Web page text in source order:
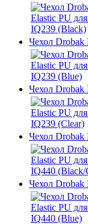
Чехол Drobak
Чехол Drobak
Чехол Drobak
Чехол Drobak